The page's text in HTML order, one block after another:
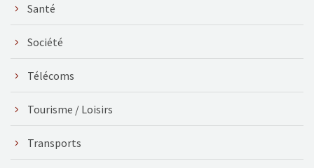
Santé
Société
Télécoms
Tourisme / Loisirs
Transports